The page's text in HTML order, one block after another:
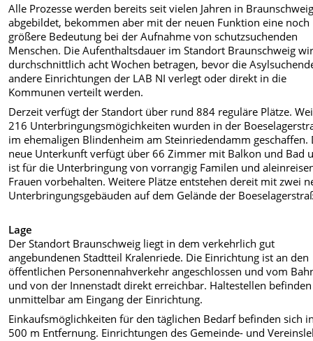
Alle Prozesse werden bereits seit vielen Jahren in
abgebildet, bekommen aber mit der neuen Funktion eine noch
größere Bedeutung bei der Aufnahme von schutzsuchenden
Menschen. Die Aufenthaltsdauer im Standort Braunschweig
durchschnittlich acht Wochen betragen, bevor die
andere Einrichtungen der LAB NI verlegt oder direkt in die
Kommunen verteilt werden.
Derzeit verfügt der Standort über rund 884 reguläre Plätze.
216 Unterbringungsmögichkeiten wurden in der
im ehemaligen Blindenheim am Steinriedendamm geschaffen.
neue Unterkunft verfügt über 66 Zimmer mit Balkon und Bad
ist für die Unterbringung von vorrangig Familen und
Frauen vorbehalten. Weitere Plätze entstehen dereit mit zwei
Unterbringungsgebäuden auf dem Gelände der
Lage
Der Standort Braunschweig liegt in dem verkehrlich gut
angebundenen Stadtteil Kralenriede. Die Einrichtung ist an den
öffentlichen Personennahverkehr angeschlossen und vom
und von der Innenstadt direkt erreichbar. Haltestellen
unmittelbar am Eingang der Einrichtung.
Einkaufsmöglichkeiten für den täglichen Bedarf befinden sich
500 m Entfernung. Einrichtungen des Gemeinde- und